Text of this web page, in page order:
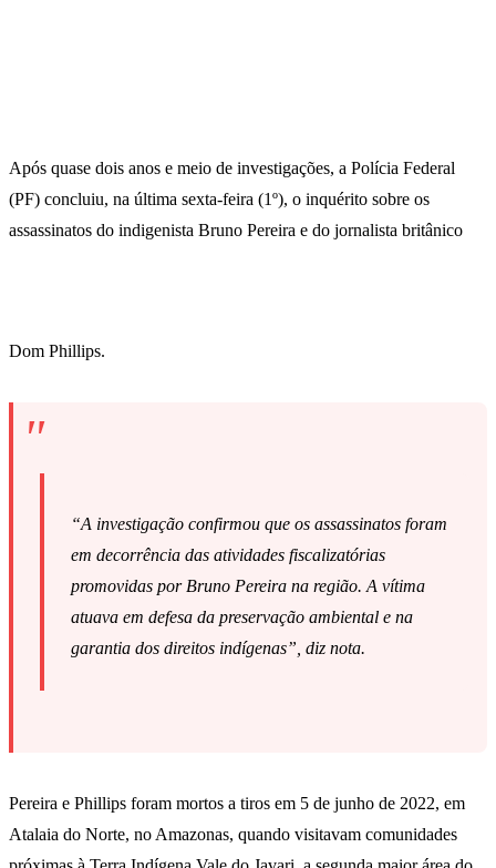
Após quase dois anos e meio de investigações, a Polícia Federal
(PF) concluiu, na última sexta-feira (1º), o inquérito sobre os
assassinatos do indigenista Bruno Pereira e do jornalista britânico
Dom Phillips.
“A investigação confirmou que os assassinatos foram
em decorrência das atividades fiscalizatórias
promovidas por Bruno Pereira na região. A vítima
atuava em defesa da preservação ambiental e na
garantia dos direitos indígenas”, diz nota.
Pereira e Phillips foram mortos a tiros em 5 de junho de 2022, em
Atalaia do Norte, no Amazonas, quando visitavam comunidades